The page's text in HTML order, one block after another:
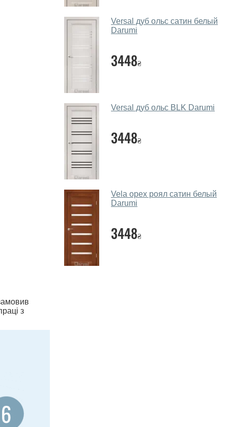
з
Versal дуб ольс сатин белый
Darumi
3448₴
Versal дуб ольс BLK Darumi
3448₴
Vela орех роял сатин белый
Darumi
3448₴